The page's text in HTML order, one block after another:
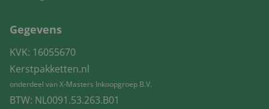
Gegevens
KVK: 16055670
Kerstpakketten.nl
onderdeel van X-Masters Inkoopgroep B.V.
BTW: NL0091.53.263.B01